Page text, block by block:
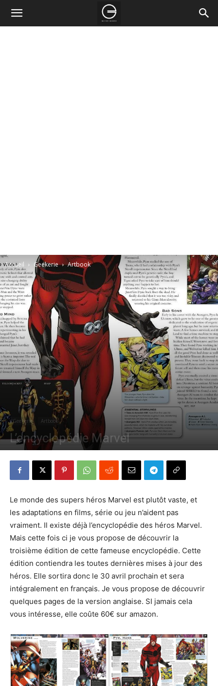
Accueil Geekerie Artbook
Geekerie Artbook
L’encyclopédie Marvel
Le monde des supers héros Marvel est plutôt vaste, et
les adaptations en films, série ou jeu n’aident pas
vraiment. Il existe déjà l’encyclopédie des héros Marvel.
Mais cette fois ci je vous propose de découvrir la
troisième édition de cette fameuse encyclopédie. Cette
édition contiendra les toutes dernières mises à jour des
héros. Elle sortira donc le 30 avril prochain et sera
intégralement en français. Je vous propose de découvrir
quelques pages de la version anglaise. SI jamais cela
vous intéresse, elle coûte 60€ sur amazon.